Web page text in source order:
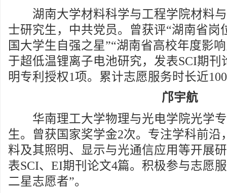
湖南大学材料科学与工程学院材料与
士研究生，中共党员。曾获评“湖南省岗
国大学生自强之星”“湖南省高校年度影
于超低温锂离子电池研究，发表SCI期刊
明专利授权1项。累计志愿服务时长近
邝宇航
华南理工大学物理与光电学院光学专
生。曾获国家奖学金2次。专注学科前沿
料及其照明、显示与光通信应用等开展
表SCI、EI期刊论文4篇。积极参与志愿
二星志愿者”。